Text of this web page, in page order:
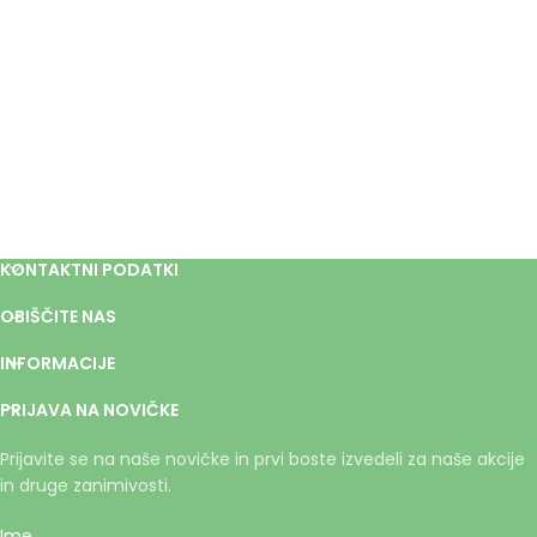
KONTAKTNI PODATKI
OBIŠČITE NAS
INFORMACIJE
PRIJAVA NA NOVIČKE
Prijavite se na naše novičke in prvi boste izvedeli za naše akcije
in druge zanimivosti.